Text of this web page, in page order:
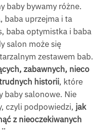
baby bywamy różne.
baba uprzejma i ta
baba optymistka i baba
salon może się
zestawem bab.
zabawnych, nieco
historii, które
baby salonowe. Nie
czyli podpowiedzi, jak
z nieoczekiwanych